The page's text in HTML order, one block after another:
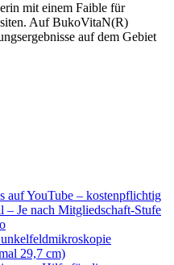
mit einem Faible für
Auf BukoVitaN(R)
auf dem Gebiet
auf YouTube – kostenpflichtig
– Je nach Mitgliedschaft-Stufe
29,7 cm)